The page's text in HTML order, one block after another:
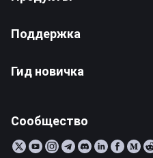
Поддержка
Гид новичка
Сообщество